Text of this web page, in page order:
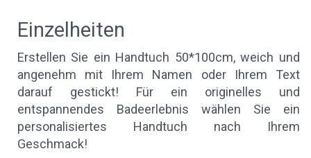
Einzelheiten
Erstellen Sie ein Handtuch 50*100cm, weich und
angenehm mit Ihrem Namen oder Ihrem Text
darauf gestickt! Für ein originelles und
entspannendes Badeerlebnis wählen Sie ein
personalisiertes Handtuch nach Ihrem
Geschmack!